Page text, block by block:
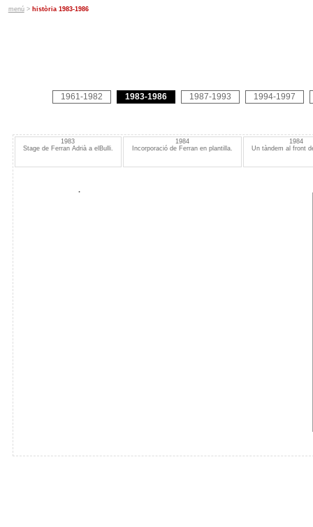
menú> història 1983-1986
1961-1982 1983-1986 1987-1993 1994-1997
1983
Stage de Ferran Adrià a elBulli.
1984
Incorporació de Ferran en plantilla.
1984
Un tàndem al front
.